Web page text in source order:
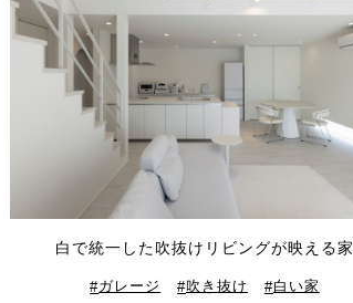
白で統一した吹抜けリビングが映える家
ガレージ 吹き抜け 白い家